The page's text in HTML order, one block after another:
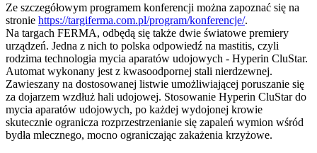
Ze szczegółowym programem konferencji można zapoznać się na
stronie https://targiferma.com.pl/program/konferencje/.
Na targach FERMA, odbędą się także dwie światowe premiery
urządzeń. Jedna z nich to polska odpowiedź na mastitis, czyli
rodzima technologia mycia aparatów udojowych - Hyperin CluStar.
Automat wykonany jest z kwasoodpornej stali nierdzewnej.
Zawieszany na dostosowanej listwie umożliwiającej poruszanie się
za dojarzem wzdłuż hali udojowej. Stosowanie Hyperin CluStar do
mycia aparatów udojowych, po każdej wydojonej krowie
skutecznie ogranicza rozprzestrzenianie się zapaleń wymion wśród
bydła mlecznego, mocno ograniczając zakażenia krzyżowe.